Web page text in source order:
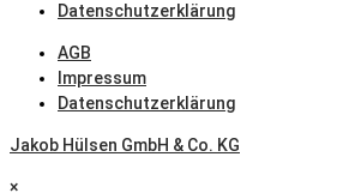
Datenschutzerklärung
AGB
Impressum
Datenschutzerklärung
Jakob Hülsen GmbH & Co. KG
×